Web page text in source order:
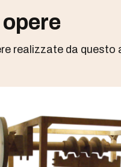
opere
realizzate da questo